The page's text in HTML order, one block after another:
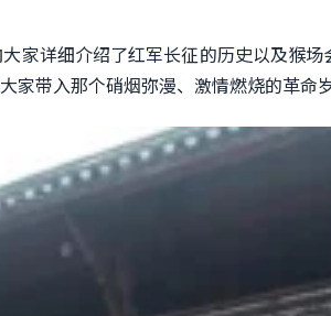
家详细介绍了红军长征的历史以及猴
入那个硝烟弥漫、激情燃烧的革命岁